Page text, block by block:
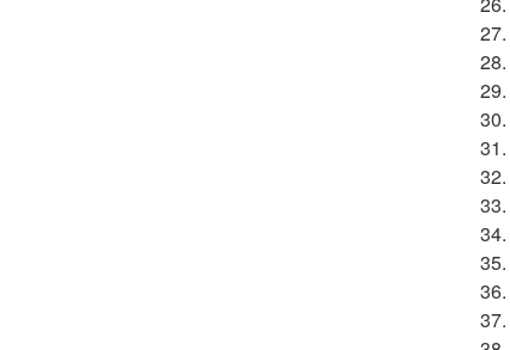
27.
28.
29.
30.
31.
32.
33.
34.
35.
36.
37.